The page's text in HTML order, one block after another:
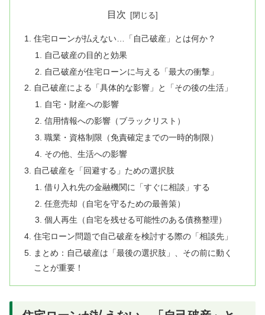
目次
住宅ローンが払えない…「自己破産」とは何か？
自己破産の目的と効果
自己破産が住宅ローンに与える「最大の衝撃」
自己破産による「具体的な影響」と「その後の生活」
自宅・財産への影響
信用情報への影響（ブラックリスト）
職業・資格制限（免責確定までの一時的制限）
その他、生活への影響
自己破産を「回避する」ための選択肢
借り入れ先の金融機関に「すぐに相談」する
任意売却（自宅を守るための最善策）
個人再生（自宅を残せる可能性のある債務整理）
住宅ローン問題で自己破産を検討する際の「相談先」
まとめ：自己破産は「最後の選択肢」、その前に動く
ことが重要！